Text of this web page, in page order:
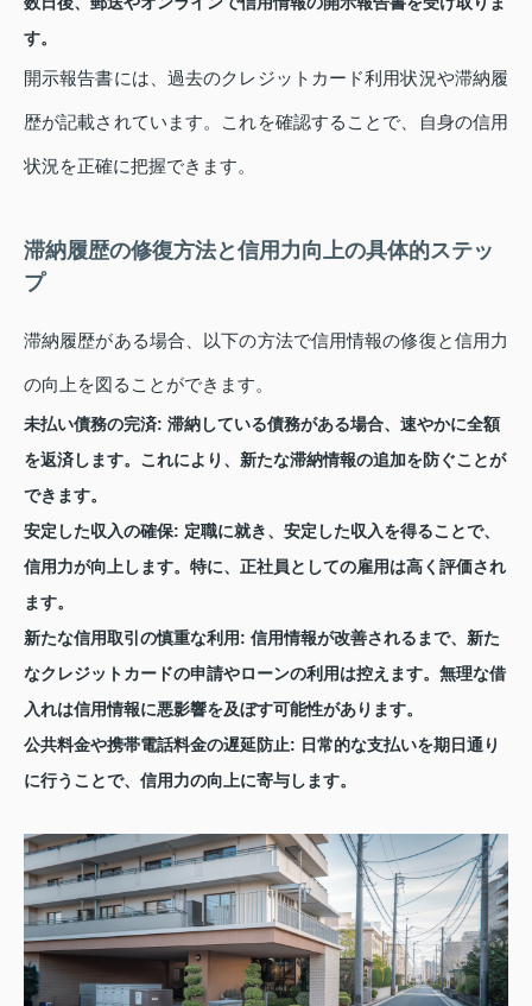
す。
開示報告書には、過去のクレジットカード利用状況や滞納履
歴が記載されています。これを確認することで、自身の信用
状況を正確に把握できます。
滞納履歴の修復方法と信用力向上の具体的ステッ
プ
滞納履歴がある場合、以下の方法で信用情報の修復と信用力
の向上を図ることができます。
未払い債務の完済: 滞納している債務がある場合、速やかに全額
を返済します。これにより、新たな滞納情報の追加を防ぐことが
できます。
安定した収入の確保: 定職に就き、安定した収入を得ることで、
信用力が向上します。特に、正社員としての雇用は高く評価され
ます。
新たな信用取引の慎重な利用: 信用情報が改善されるまで、新た
なクレジットカードの申請やローンの利用は控えます。無理な借
入れは信用情報に悪影響を及ぼす可能性があります。
公共料金や携帯電話料金の遅延防止: 日常的な支払いを期日通り
に行うことで、信用力の向上に寄与します。